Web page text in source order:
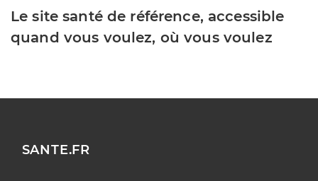
Le site santé de référence, accessible
quand vous voulez, où vous voulez
SANTE.FR